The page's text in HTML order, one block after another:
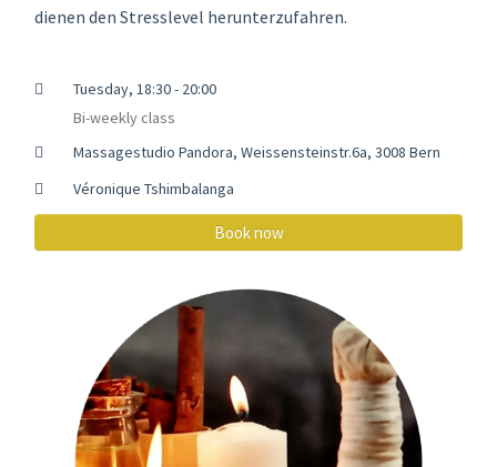
dienen den Stresslevel herunterzufahren.
Tuesday, 18:30 - 20:00
Bi-weekly class
Massagestudio Pandora, Weissensteinstr.6a, 3008 Bern
Véronique Tshimbalanga
Book now